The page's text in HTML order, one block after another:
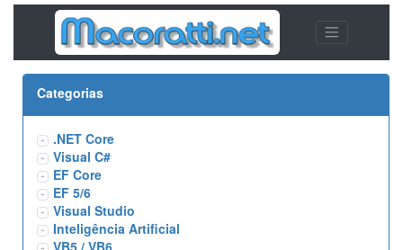
Categorias
.NET Core
Visual C#
EF Core
EF 5/6
Visual Studio
Inteligência Artificial
VB5 / VB6